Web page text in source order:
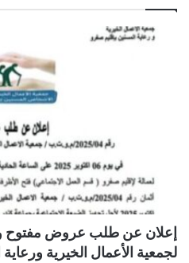
لجمعية الأعمال الخيرية